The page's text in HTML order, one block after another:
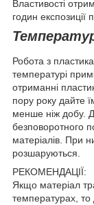
Властивості
годин експозиції
Робота з
температурі
отриманні
пору року дайте
менше ніж добу.
безповоротного
матеріалів. При
розшаруються.
РЕКОМЕНДАЦІЇ:
Якщо матеріал
температурах, то